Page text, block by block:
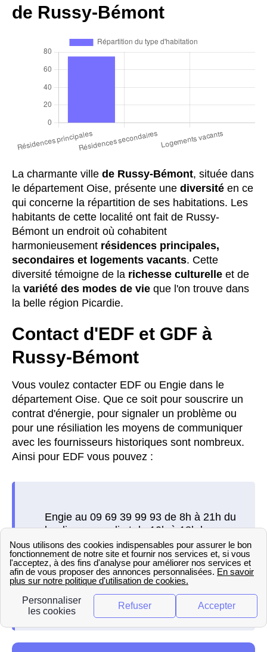
de Russy-Bémont
La charmante ville de Russy-Bémont, située dans
le département Oise, présente une diversité en ce
qui concerne la répartition de ses habitations. Les
habitants de cette localité ont fait de Russy-
Bémont un endroit où cohabitent
harmonieusement résidences principales,
secondaires et logements vacants. Cette
diversité témoigne de la richesse culturelle et de
la variété des modes de vie que l'on trouve dans
la belle région Picardie.
Contact d'EDF et GDF à
Russy-Bémont
Vous voulez contacter EDF ou Engie dans le
département Oise. Que ce soit pour souscrire un
contrat d'énergie, pour signaler un problème ou
pour une résiliation les moyens de communiquer
avec les fournisseurs historiques sont nombreux.
Ainsi pour EDF vous pouvez :